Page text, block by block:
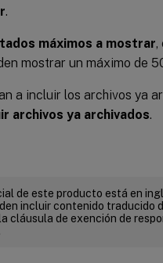
.
máximos a mostrar,
mostrar un máximo de
a incluir los archivos ya
archivos ya archivados.
de este producto está en
incluir contenido traducido
cláusula de exención de